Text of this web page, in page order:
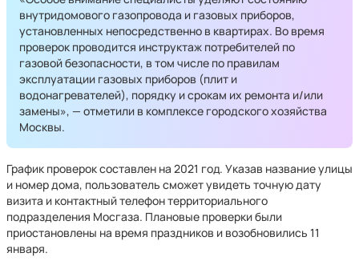
внутридомового газопровода и газовых приборов,
установленных непосредственно в квартирах. Во время
проверок проводится инструктаж потребителей по
газовой безопасности, в том числе по правилам
эксплуатации газовых приборов (плит и
водонагревателей), порядку и срокам их ремонта и/или
замены», — отметили в комплексе городского хозяйства
Москвы.
График проверок составлен на 2021 год. Указав название улицы
и номер дома, пользователь сможет увидеть точную дату
визита и контактный телефон территориального
подразделения Мосгаза. Плановые проверки были
приостановлены на время праздников и возобновились 11
января.